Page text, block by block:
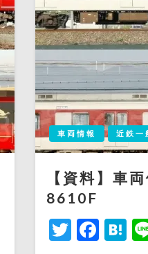
車両情報 近鉄一
【資料】車
8610F